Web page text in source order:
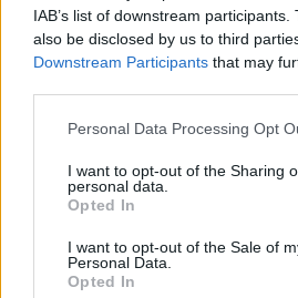
IAB’s list of downstream
also be disclosed by us to third
Downstream Participants that may
Personal Data Processing Opt
I want to opt-out of the Sharing
personal data.
Opted In
I want to opt-out of the Sale of
Personal Data.
Opted In
Milyen volt a
HOZZÁSZÓLOK A CIKKHEZ